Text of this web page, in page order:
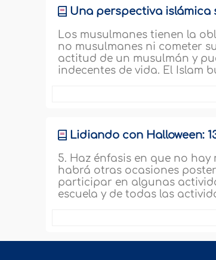
Üna perspectiva islámica
Los musulmanes tienen la
no musulmanes ni cometer
actitud de un musulmán y
indecentes de vida. El Islam
Lidiando con Halloween:
5. Haz énfasis en que no
habrá otras ocasiones
participar en algunas
escuela y de todas las